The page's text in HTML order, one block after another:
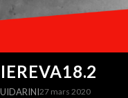
27 mars 2020